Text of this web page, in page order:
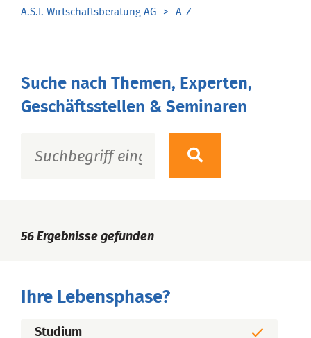
A.S.I. Wirtschaftsberatung AG A-Z
Suche nach Themen, Experten,
Geschäftsstellen & Seminaren
56 Ergebnisse gefunden
Ihre Lebensphase?
Studium